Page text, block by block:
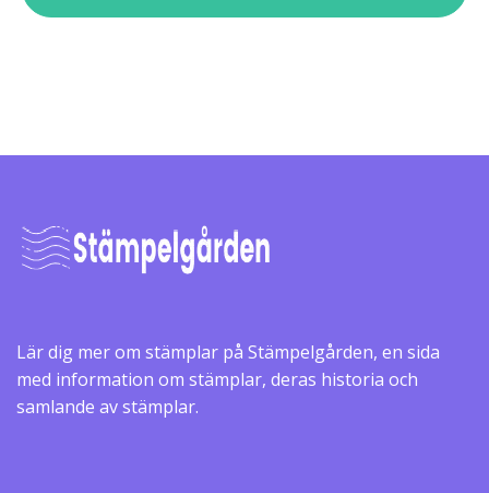
Lär dig mer om stämplar på Stämpelgården, en sida
med information om stämplar, deras historia och
samlande av stämplar.